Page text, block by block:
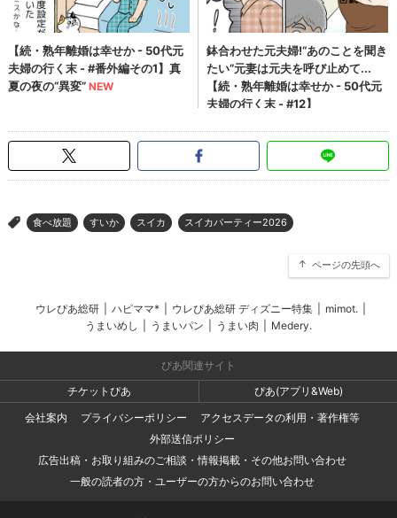
> 食べ放題 すいか スイカ スイカパーティー2026
ページの先頭へ
ウレぴあ総研 ハピママ* ウレぴあ総研 ディズニー特集 mimot.
うまいめし
うまいパン うまい肉 Medery.
ぴあ関連サイト
チケットぴあ
ぴあ(アプリ&Web)
会社案内
プライバシーポリシー
アクセスデータの利用・著作権等
外部送信ポリシー
広告出稿・お取り組みのご相談・情報掲載・その他お問い合わせ
一般の読者の方・ユーザーの方からのお問い合わせ